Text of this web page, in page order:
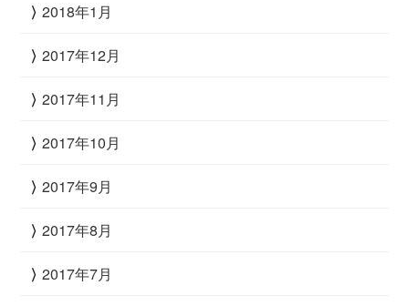
2018年1月
2017年12月
2017年11月
2017年10月
2017年9月
2017年8月
2017年7月